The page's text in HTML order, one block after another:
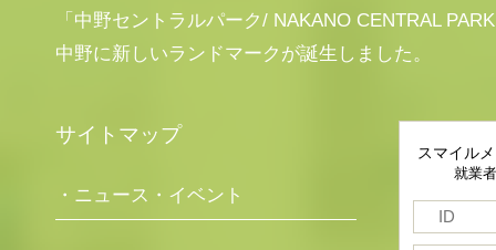
「中野セントラルパーク/ NAKANO CENTRAL
中野に新しいランドマークが誕生しました。
サイトマップ
・ニュース・イベント
スマイル
就業